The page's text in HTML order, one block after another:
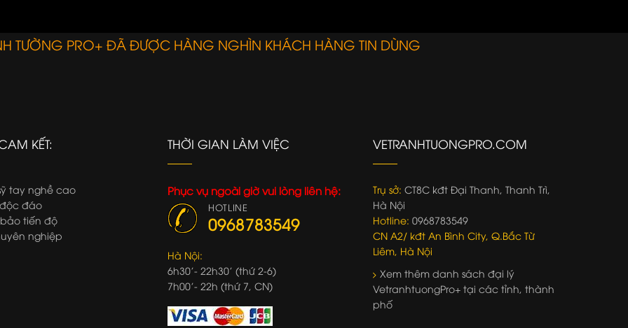
TƯỜNG PRO+ ĐÃ ĐƯỢC HÀNG NGHÌN KHÁCH HÀNG TIN DÙNG
KẾT:
tay nghề cao
đáo
tiến độ
nghiệp
THỜI GIAN LÀM VIỆC
Phục vụ ngoài giờ vui lòng liên hệ:
HOTLINE
0968783549
Hà Nội:
6h30'- 22h30' (thứ 2-6)
7h00'- 22h (thứ 7, CN)
VETRANHTUONGPRO.COM
Trụ sở: CT8C kđt Đại Thanh, Thanh Trì,
Hà Nội
Hotline: 0968783549
CN A2/ kđt An Bình City, Q.Bắc Từ
Liêm, Hà Nội
Xem thêm danh sách đại lý
VetranhtuongPro+ tại các tỉnh, thành
phố